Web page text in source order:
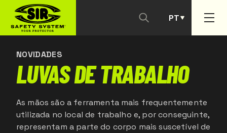
PT
ES
NOVIDADES
LUVAS DE TRABALHO
As mãos são a ferramenta mais frequentemente
utilizada no local de trabalho e, por conseguinte,
representam a parte do corpo mais suscetível de
CONTACTAR-NOS